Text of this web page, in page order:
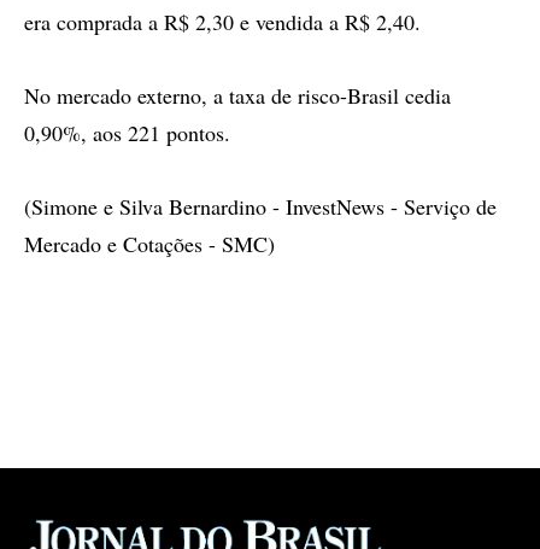
era comprada a R$ 2,30 e vendida a R$ 2,40.
No mercado externo, a taxa de risco-Brasil cedia
0,90%, aos 221 pontos.
(Simone e Silva Bernardino - InvestNews - Serviço de
Mercado e Cotações - SMC)